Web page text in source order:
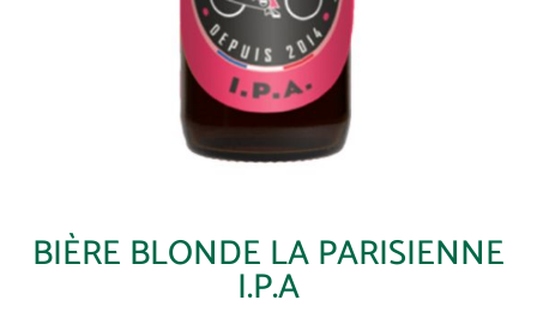
BIÈRE BLONDE LA PARISIENNE
I.P.A